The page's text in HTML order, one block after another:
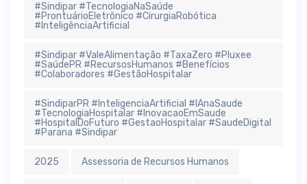
#Sindipar #TecnologiaNaSaúde
#ProntuárioEletrônico #CirurgiaRobótica
#InteligênciaArtificial
#Sindipar #ValeAlimentação #TaxaZero #Pluxee
#SaúdePR #RecursosHumanos #Benefícios
#Colaboradores #GestãoHospitalar
#SindiparPR #InteligenciaArtificial #IAnaSaude
#TecnologiaHospitalar #InovacaoEmSaude
#HospitalDoFuturo #GestaoHospitalar #SaudeDigital
#Parana #Sindipar
2025 Assessoria de Recursos Humanos